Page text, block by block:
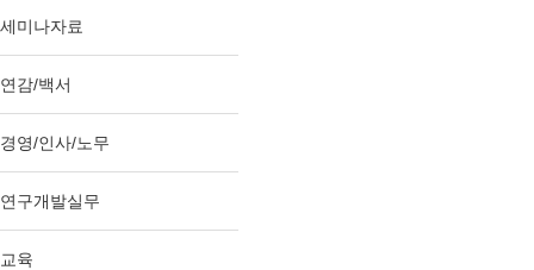
세미나자료
연감/백서
경영/인사/노무
연구개발실무
교육